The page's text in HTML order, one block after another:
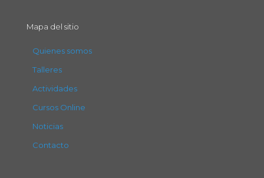
Mapa del sitio
Quienes somos
Talleres
Actividades
Cursos Online
Noticias
Contacto